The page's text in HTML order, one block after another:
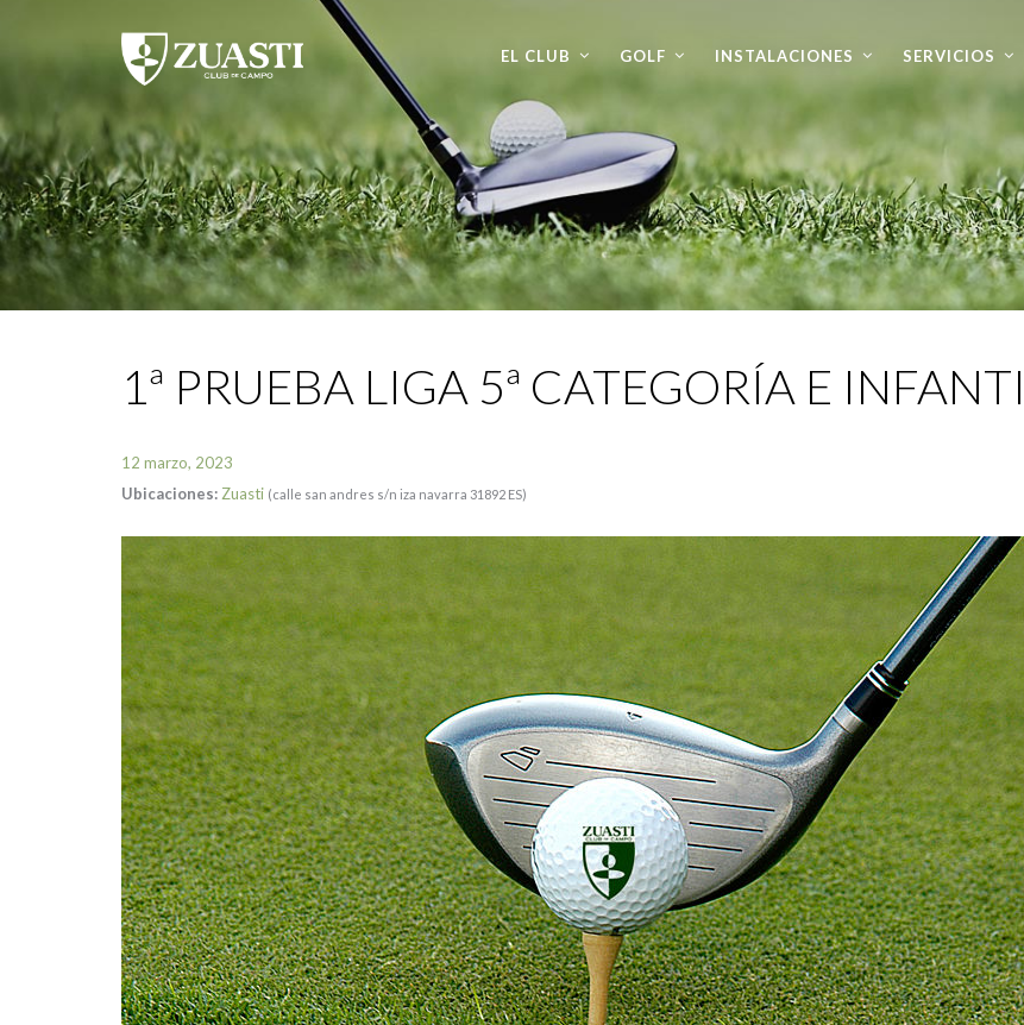
EL CLUB GOLF INSTALACIONES SERVICIOS
1ª PRUEBA LIGA 5ª CATEGORÍA E
12 marzo, 2023
Ubicaciones: Zuasti (calle san andres s/n iza navarra 31892 ES)